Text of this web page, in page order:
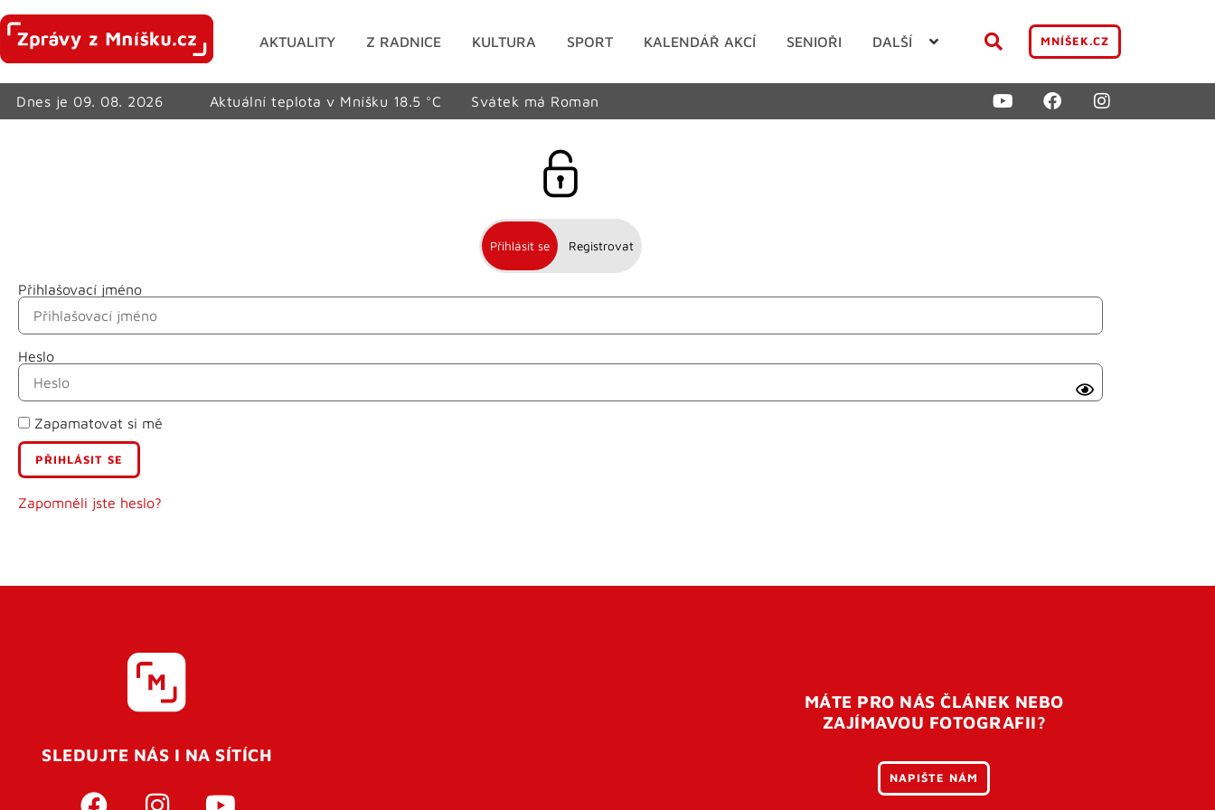
AKTUALITY Z RADNICE KULTURA SPORT KALENDÁŘ AKCÍ SENIOŘI DALŠÍ MNÍŠEK.CZ
Dnes je 09. 08. 2026 Aktuální teplota v Mníšku 18.5 °C Svátek má Roman
Přihlásit se Registrovat
Přihlašovací jméno
Heslo
Zapamatovat si mě
Zapomněli jste heslo?
Jméno
Příjmení
E-mail
Uživatelské jméno
SLEDUJTE NÁS I NA SÍTÍCH
MÁTE PRO NÁS ČLÁNEK NEBO
ZAJÍMAVOU FOTOGRAFII?
NAPIŠTE NÁM